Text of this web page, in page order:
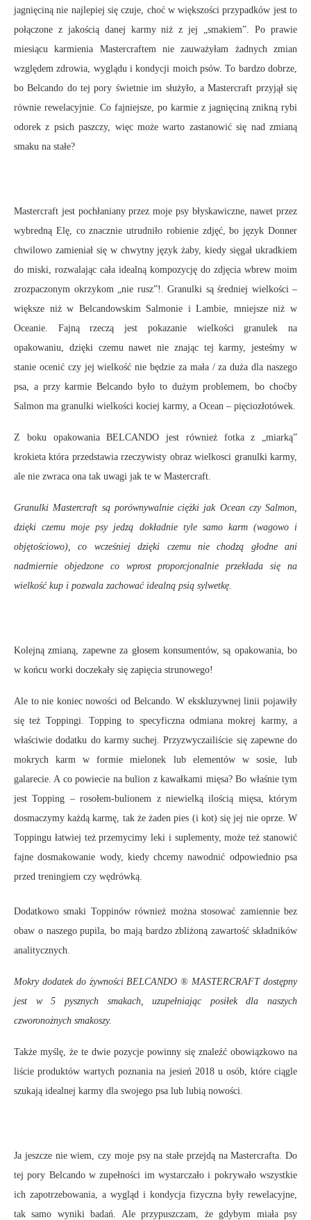
jagnięciną nie najlepiej się czuje, choć w większości przypadków jest to
połączone z jakością danej karmy niż z jej „smakiem”. Po prawie
miesiącu karmienia Mastercraftem nie zauważyłam żadnych zmian
względem zdrowia, wyglądu i kondycji moich psów. To bardzo dobrze,
bo Belcando do tej pory świetnie im służyło, a Mastercraft przyjął się
równie rewelacyjnie. Co fajniejsze, po karmie z jagnięciną znikną rybi
odorek z psich paszczy, więc może warto zastanowić się nad zmianą
smaku na stałe?
Mastercraft jest pochłaniany przez moje psy błyskawiczne, nawet przez
wybredną Elę, co znacznie utrudniło robienie zdjęć, bo język Donner
chwilowo zamieniał się w chwytny język żaby, kiedy sięgał ukradkiem
do miski, rozwalając cała idealną kompozycję do zdjęcia wbrew moim
zrozpaczonym okrzykom „nie rusz”!. Granulki są średniej wielkości –
większe niż w Belcandowskim Salmonie i Lambie, mniejsze niż w
Oceanie. Fajną rzeczą jest pokazanie wielkości granulek na
opakowaniu, dzięki czemu nawet nie znając tej karmy, jesteśmy w
stanie ocenić czy jej wielkość nie będzie za mała / za duża dla naszego
psa, a przy karmie Belcando było to dużym problemem, bo choćby
Salmon ma granulki wielkości kociej karmy, a Ocean – pięciozłotówek.
Z boku opakowania BELCANDO jest również fotka z „miarką”
krokieta która przedstawia rzeczywisty obraz wielkosci granulki karmy,
ale nie zwraca ona tak uwagi jak te w Mastercraft.
Granulki Mastercraft są porównywalnie ciężki jak Ocean czy Salmon,
dzięki czemu moje psy jedzą dokładnie tyle samo karm (wagowo i
objętościowo), co wcześniej dzięki czemu nie chodzą głodne ani
nadmiernie objedzone co wprost proporcjonalnie przekłada się na
wielkość kup i pozwala zachować idealną psią sylwetkę.
Kolejną zmianą, zapewne za głosem konsumentów, są opakowania, bo
w końcu worki doczekały się zapięcia strunowego!
Ale to nie koniec nowości od Belcando. W ekskluzywnej linii pojawiły
się też Toppingi. Topping to specyficzna odmiana mokrej karmy, a
właściwie dodatku do karmy suchej. Przyzwyczailiście się zapewne do
mokrych karm w formie mielonek lub elementów w sosie, lub
galarecie. A co powiecie na bulion z kawałkami mięsa? Bo właśnie tym
jest Topping – rosołem-bulionem z niewielką ilością mięsa, którym
dosmaczymy każdą karmę, tak że żaden pies (i kot) się jej nie oprze. W
Toppingu łatwiej też przemycimy leki i suplementy, może też stanowić
fajne dosmakowanie wody, kiedy chcemy nawodnić odpowiednio psa
przed treningiem czy wędrówką.
Dodatkowo smaki Toppinów również można stosować zamiennie bez
obaw o naszego pupila, bo mają bardzo zbliżoną zawartość składników
analitycznych.
Mokry dodatek do żywności BELCANDO ® MASTERCRAFT dostępny
jest w 5 pysznych smakach, uzupełniając posiłek dla naszych
czworonożnych smakoszy.
Także myślę, że te dwie pozycje powinny się znaleźć obowiązkowo na
liście produktów wartych poznania na jesień 2018 u osób, które ciągle
szukają idealnej karmy dla swojego psa lub lubią nowości.
Ja jeszcze nie wiem, czy moje psy na stałe przejdą na Mastercrafta. Do
tej pory Belcando w zupełności im wystarczało i pokrywało wszystkie
ich zapotrzebowania, a wygląd i kondycja fizyczna były rewelacyjne,
tak samo wyniki badań. Ale przypuszczam, że gdybym miała psy